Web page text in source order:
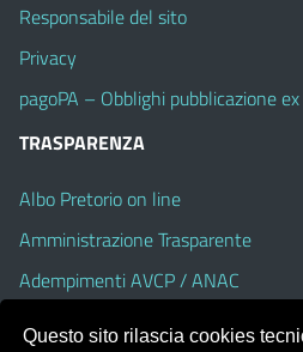
Responsabile del sito
Privacy
pagoPA – Obblighi pubblicazione
TRASPARENZA
Albo Pretorio on line
Amministrazione Trasparente
Adempimenti AVCP / ANAC
Questo sito rilascia cookies